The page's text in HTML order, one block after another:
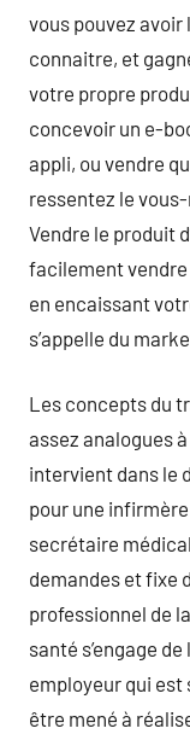
vous pouvez
connaitre, et
votre propre
concevoir un e-
appli, ou vendre
ressentez le
Vendre le produit
facilement vendre
en encaissant
s’appelle du
Les concepts du
assez analogues
intervient dans le
pour une
secrétaire
demandes et fixe
professionnel de
santé s’engage
employeur qui est
être mené à